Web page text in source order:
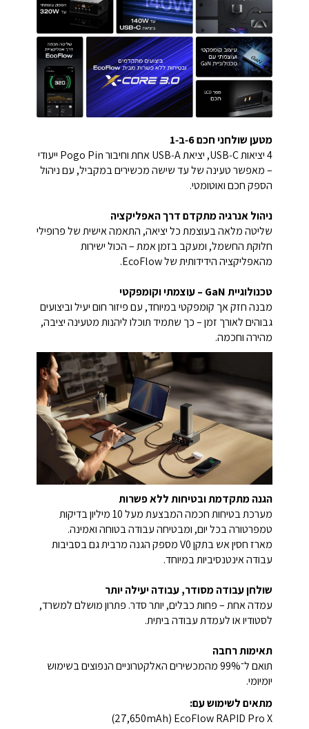
מטען שולחני חכם 6‑ב‑1
4 יציאות USB‑C, יציאת USB‑A אחת וחיבור Pogo Pin ייעודי
– מאפשר טעינה של עד שישה מכשירים במקביל, עם ניהול
הספק חכם ואוטומטי.
ניהול אנרגיה מתקדם דרך האפליקציה
שליטה מלאה בעוצמת כל יציאה, התאמה אישית של פרופילי
חלוקת החשמל, ומעקב בזמן אמת – הכול ישירות
מהאפליקציה הידידותית של EcoFlow.
טכנולוגיית GaN – עוצמתי וקומפקטי
מבנה חזק אך קומפקטי במיוחד, עם פיזור חום יעיל וביצועים
גבוהים לאורך זמן – כך שתמיד תוכלו ליהנות מטעינה יציבה,
מהירה וחכמה.
הגנה מתקדמת ובטיחות ללא פשרות
מערכת בטיחות חכמה המבצעת מעל 10 מיליון בדיקות
טמפרטורה בכל יום, ומבטיחה עבודה בטוחה ואמינה.
מארז חסין אש בתקן V0 מספק הגנה מרבית גם בסביבות
עבודה אינטנסיביות במיוחד.
שולחן עבודה מסודר, עבודה יעילה יותר
עמדה אחת – פחות כבלים, יותר סדר. פתרון מושלם למשרד,
לסטודיו או לעמדת עבודה ביתית.
תאימות רחבה
תואם ל־99% מהמכשירים האלקטרוניים הנפוצים בשימוש
יומיומי.
מתאים לשימוש עם:
EcoFlow RAPID Pro X ‏(27,650mAh)